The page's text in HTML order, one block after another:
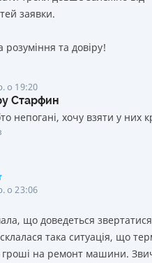
заявки.
розуміння та довіру!
о 19:20
Старфин
непогані, хочу взяти у них
о 23:06
що доведеться
така ситуація, що
гроші на ремонт машини.